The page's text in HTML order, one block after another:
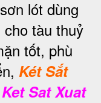
lót dùng
tàu thuỷ
tốt, phù
Két Sắt
Ket Sat Xuat